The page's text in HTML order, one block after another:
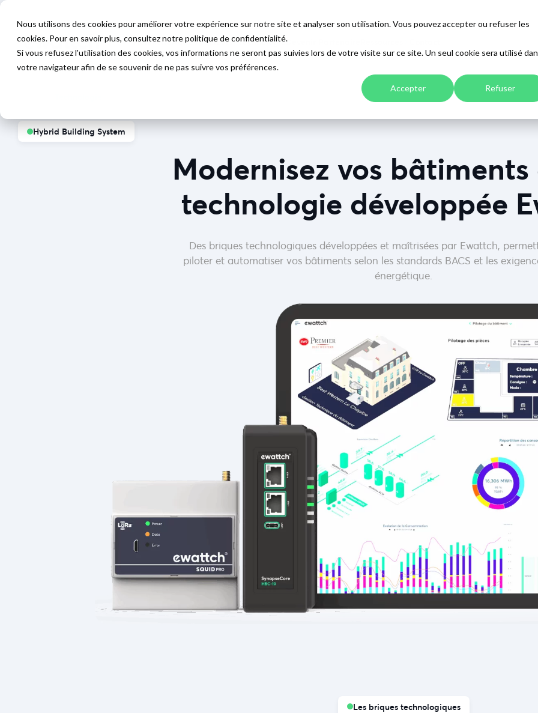
Nous utilisons des cookies pour améliorer votre expérience sur notre site et analyser son utilisation. Vous pouvez accepter ou refuser les
cookies. Pour en savoir plus, consultez notre politique de confidentialité.
Si vous refusez l'utilisation des cookies, vos informations ne seront pas suivies lors de votre visite sur ce site. Un seul cookie sera utilisé
votre navigateur afin de se souvenir de ne pas suivre vos préférences.
Accepter Refuser
HôtellerieAutres Secteurs TechnologieDevenir Partenaire
Hybrid Building System
Modernisez vos bâtiments
technologie développée
Des briques technologiques développées et maîtrisées par Ewattch,
piloter et automatiser vos bâtiments selon les standards BACS et les
énergétique.
Les briques technologiques